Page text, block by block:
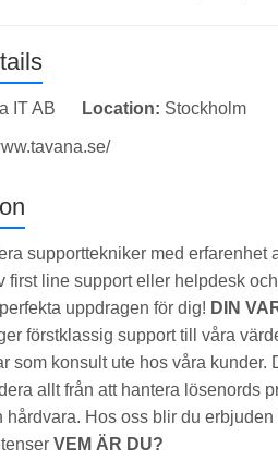
IT AB Location: Stockholm
supporttekniker med
first line support eller helpdesk
uppdragen för dig! DIN
förstklassig support till våra
som konsult ute hos våra kunder.
allt från att hantera lösenords
hårdvara. Hos oss blir du
VEM ÄR DU?